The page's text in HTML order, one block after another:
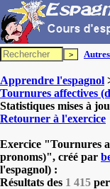
Apprendre l'espagnol
Tournures affectives
Statistiques mises à
Retourner à l'exercice
Exercice "Tournures
pronoms)", créé par
l'espagnol) :
Résultats des 1 415